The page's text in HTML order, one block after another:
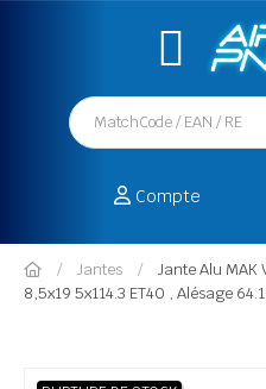
Compte
Jantes
Jante Alu MAK
8,5x19 5x114.3 ET40 , Alésage 64.1